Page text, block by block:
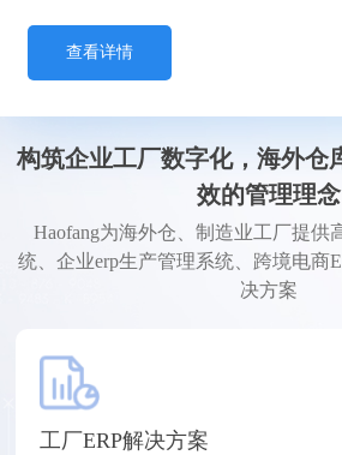
查看详情
构筑企业工厂数字化，海外仓
效的管理理念
Haofang为海外仓、制造业工厂提供
统、企业erp生产管理系统、跨境电商
决方案
工厂ERP解决方案